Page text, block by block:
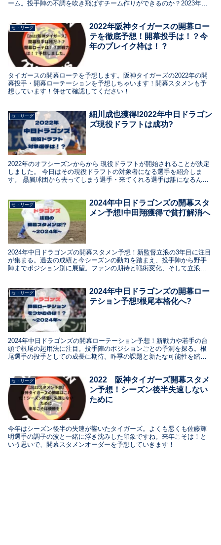
ーム。投手陣の不調を吹き飛ばすチーム作りができるのか？2023年の
セ・リーグ
2022年阪神タイガースの開幕ロー
テを徹底予想！開幕投手は！？今
年のブレイク枠は！？
タイガースの開幕ローテを予想します。阪神タイガーズの2022年の開
幕投手・開幕ローテーションを予想しちゃいます！開幕スタメンも予
想しています！併せて確認してください！
セ・リーグ
細川成也獲得!2022年中日ドラゴン
ズ現役ドラフトは成功?
2022年のオフシーズンからから 現役ドラフトが開始されることが決定
しました。 今日はその現役ドラフトの対象者になる選手を紹介しま
す。 贔屓球団から去ってしまう選手・来てくれる選手は誰になるんで
セ・リーグ
2024年中日ドラゴンズの開幕スタ
メン予想!中田翔獲得で貧打解消へ
2024年中日ドラゴンズの開幕スタメン予想！新監督立浪の3年目に注目
が集まる。過去の成績と今シーズンの動向を踏まえ、投手陣から野手
陣までポジション別に展望。ファンの期待と戦術変化、そして立浪監
と注目ポイントを探る予想記事
セ・リーグ
2024年中日ドラゴンズの開幕ロー
テション予想!根尾本格化へ?
2024年中日ドラゴンズの開幕ローテーション予想！新戦力や若手の台
頭で根尾の起用法に注目。投手陣のポジションごとの予測を探る。根
尾選手の投手としての成長に期待。昨季の課題と新たな可能性を踏ま
セ・リーグ
2022 阪神タイガーズ開幕スタメ
ン予想！シーズン後半失速しない
ために
今年はシーズン後半の失速が響いたタイガーズ。よくも悪くも佐藤輝
明選手の調子の波と一緒に浮き沈みした印象ですね。来年こそは！と
いう思いで、開幕スタメンオーダーを予想していきます！